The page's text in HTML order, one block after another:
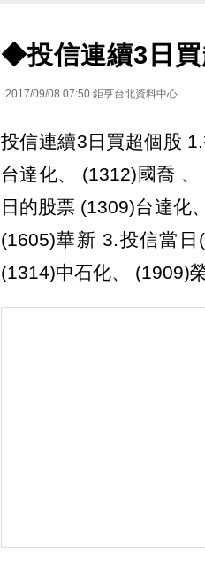
◆投信連續3日買
2017/09/08 07:50 鉅亨台北資料中心
投信連續3日買超個股
台達化、 (1312)國喬
日的股票 (1309)台達化
(1605)華新 3.投信當日
(1314)中石化、 (1909)